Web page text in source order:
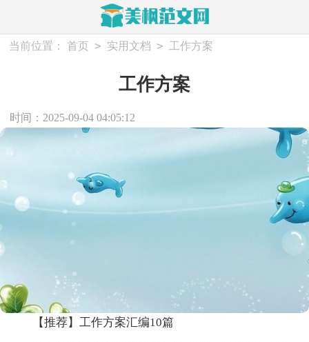
当前位置： 首页 > 实用文档 > 工作方案
工作方案
时间：2025-09-04 04:05:12
【推荐】工作方案汇编10篇